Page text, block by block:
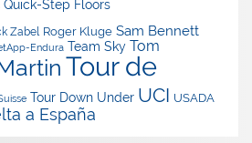
Quick-Step Floors
Zabel Roger Kluge Sam Bennett
Endura Team Sky Tom
Tour de
Tour Down Under UCI USADA
a España